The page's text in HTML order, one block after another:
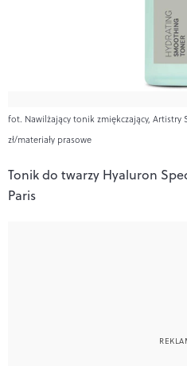
fot. Nawilżający tonik zmiękczający,
zł/materiały prasowe
Tonik do twarzy Hyaluron
Paris